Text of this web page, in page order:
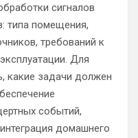
сигналов
типа помещения,
требований к
Для
какие задачи должен
событий,
домашнего